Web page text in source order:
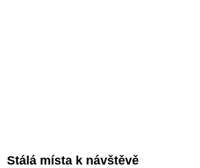
Stálá místa k návštěvě